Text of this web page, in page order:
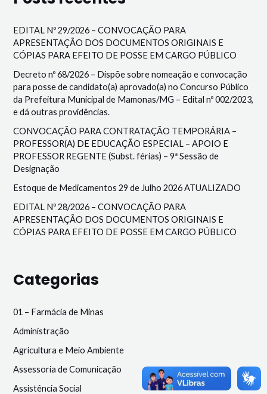
EDITAL Nº 29/2026 – CONVOCAÇÃO PARA
APRESENTAÇÃO DOS DOCUMENTOS ORIGINAIS E
CÓPIAS PARA EFEITO DE POSSE EM CARGO PÚBLICO
Decreto nº 68/2026 – Dispõe sobre nomeação e convocação
para posse de candidato(a) aprovado(a) no Concurso Público
da Prefeitura Municipal de Mamonas/MG – Edital nº 002/2023,
e dá outras providências.
CONVOCAÇÃO PARA CONTRATAÇÃO TEMPORÁRIA –
PROFESSOR(A) DE EDUCAÇÃO ESPECIAL – APOIO E
PROFESSOR REGENTE (Subst. férias) – 9ª Sessão de
Designação
Estoque de Medicamentos 29 de Julho 2026 ATUALIZADO
EDITAL Nº 28/2026 – CONVOCAÇÃO PARA
APRESENTAÇÃO DOS DOCUMENTOS ORIGINAIS E
CÓPIAS PARA EFEITO DE POSSE EM CARGO PÚBLICO
Categorias
01 – Farmácia de Minas
Administração
Agricultura e Meio Ambiente
Assessoria de Comunicação
Assistência Social